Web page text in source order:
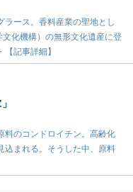
ラース。香料産業の聖地とし
化機構）の無形文化遺産に登
記事詳細】
料のコンドロイチン。高齢化
込まれる。そうした中、原料